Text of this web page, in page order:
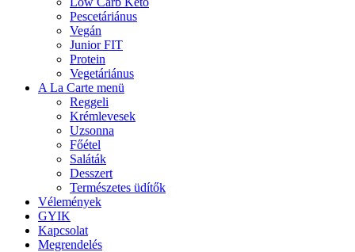
Pescetáriánus
Vegán
Junior FIT
Protein
Vegetáriánus
A La Carte menü
Reggeli
Krémlevesek
Uzsonna
Főétel
Saláták
Desszert
Természetes üdítők
Vélemények
GYIK
Kapcsolat
Megrendelés